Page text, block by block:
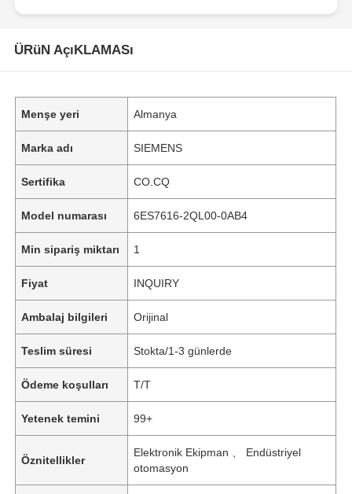
ÜRüN AçıKLAMASı
Menşe yeri Almanya
Marka adı SIEMENS
Sertifika CO.CQ
Model numarası 6ES7616-2QL00-0AB4
Min sipariş miktarı 1
Fiyat INQUIRY
Ambalaj bilgileri Orijinal
Teslim süresi Stokta/1-3 günlerde
Ödeme koşulları T/T
Yetenek temini 99+
Öznitellikler
Elektronik Ekipman 、 Endüstriyel
otomasyon